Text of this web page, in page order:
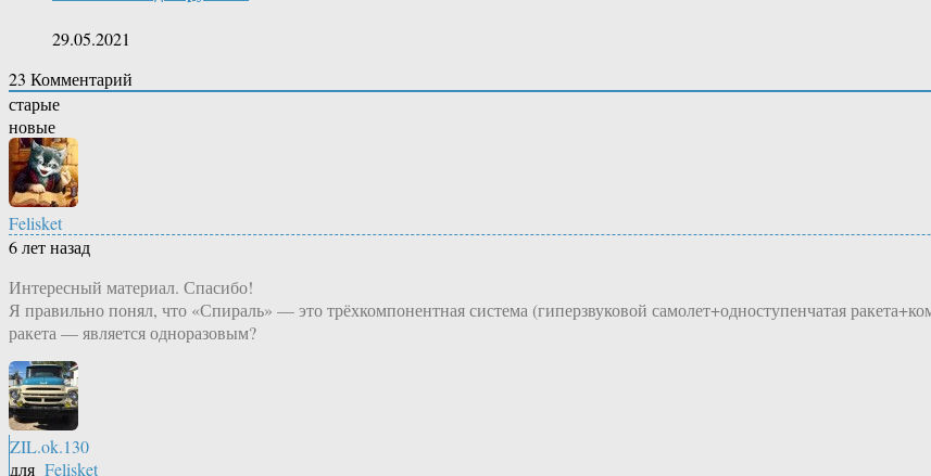
29.05.2021
23 Комментарий
старые
новые
Felisket
6 лет назад
Интересный материал. Спасибо!
Я правильно понял, что «Спираль» — это трёхкомпонентная система (гиперзвуковой самолет+одноступенчатая
ракета — является одноразовым?
ZIL.ok.130
для Felisket